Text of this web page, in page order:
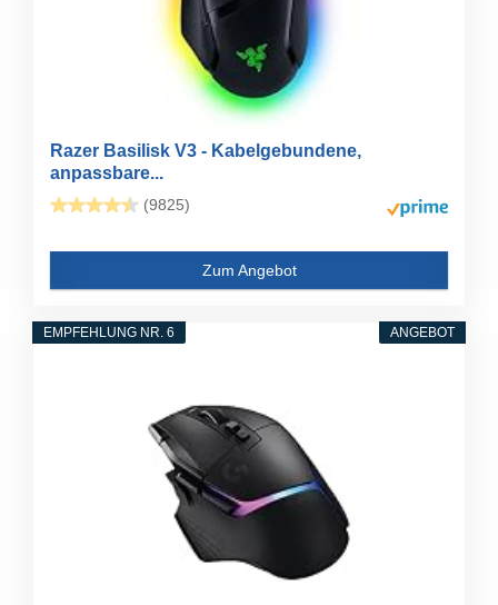
Razer Basilisk V3 - Kabelgebundene,
anpassbare...
(9825)
Zum Angebot
ANGEBOT
EMPFEHLUNG NR. 6